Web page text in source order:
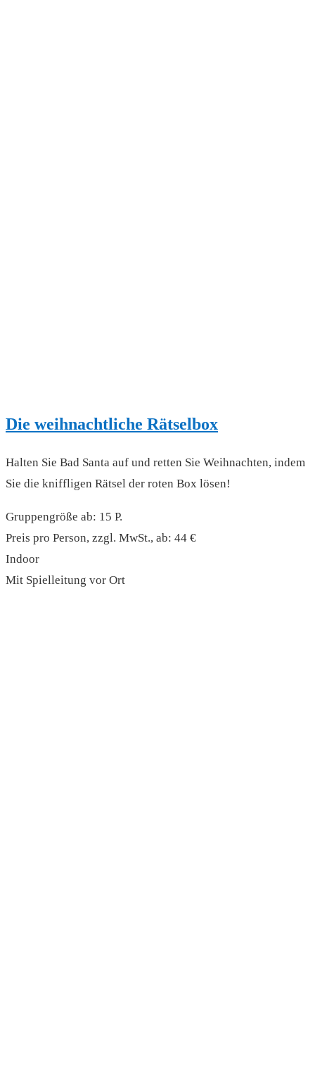
Die weihnachtliche Rätselbox
Halten Sie Bad Santa auf und retten Sie Weihnachten, indem
Sie die kniffligen Rätsel der roten Box lösen!
Gruppengröße ab: 15 P.
Preis pro Person, zzgl. MwSt., ab: 44 €
Indoor
Mit Spielleitung vor Ort